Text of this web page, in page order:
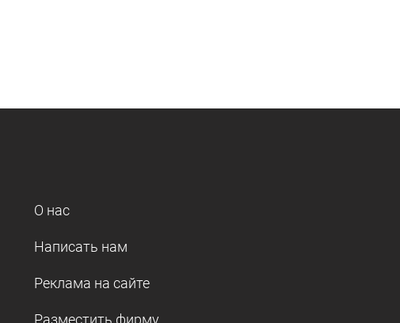
О нас
Написать нам
Реклама на сайте
Разместить фирму